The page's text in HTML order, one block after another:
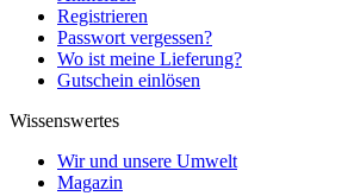
Registrieren
Passwort vergessen?
Wo ist meine Lieferung?
Gutschein einlösen
Wissenswertes
Wir und unsere Umwelt
Magazin